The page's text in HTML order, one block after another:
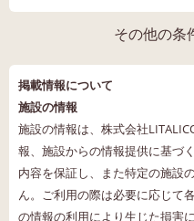
その他の条
掲載情報について
施設の情報
施設の情報は、株式会社
報、施設からの情報提供に基づ
内容を保証し、また特定の施設
ん。ご利用の際は必要に応じて
の情報の利用により生じた損害